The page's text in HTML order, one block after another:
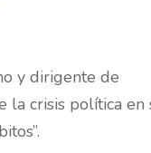
y dirigente de
la crisis política en